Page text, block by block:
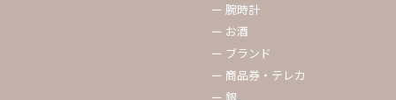
ー 腕時計
ー お酒
ー ブランド
ー 商品券・テレカ